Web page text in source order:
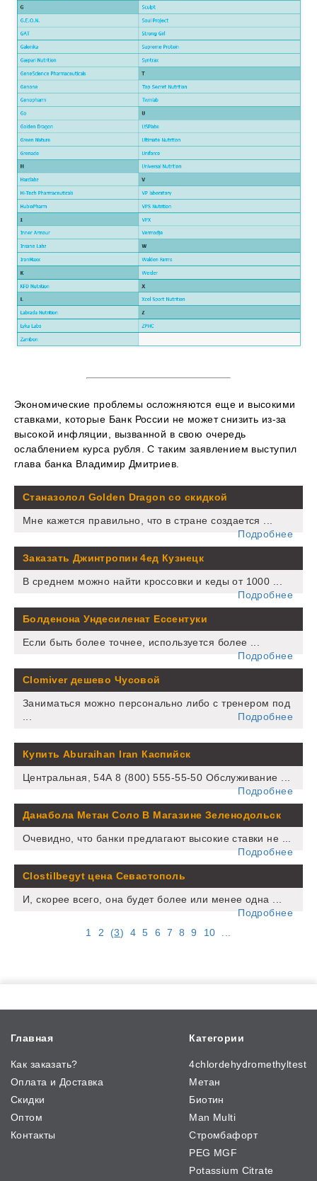
Экономические проблемы осложняются еще и высокими
ставками, которые Банк России не может снизить из-за
высокой инфляции, вызванной в свою очередь
ослаблением курса рубля. С таким заявлением выступил
глава банка Владимир Дмитриев.
Станазолол Golden Dragon со скидкой
Мне кажется правильно, что в стране создается ...
Подробнее
Заказать Джинтропин 4ед Кузнецк
В среднем можно найти кроссовки и кеды от 1000 ...
Подробнее
Болденона Ундесиленат Ессентуки
Если быть более точнее, используется более ...
Подробнее
Clomiver дешево Чусовой
Заниматься можно персонально либо с тренером под
Подробнее
Купить Aburaihan Iran Каспийск
Центральная, 54А 8 (800) 555-55-50 Обслуживание ...
Подробнее
Данабола Метан Соло В Магазине Зеленодольск
Очевидно, что банки предлагают высокие ставки не ...
Подробнее
Clostilbegyt цена Севастополь
И, скорее всего, она будет более или менее одна ...
Подробнее
1
2 (3) 4 5 6 7 8 9 10
Главная
Как заказать?
Оплата и Доставка
Скидки
Оптом
Контакты
Категории
4chlordehydromethyltest
Метан
Биотин
Man Multi
Стромбафорт
PEG MGF
Potassium Citrate